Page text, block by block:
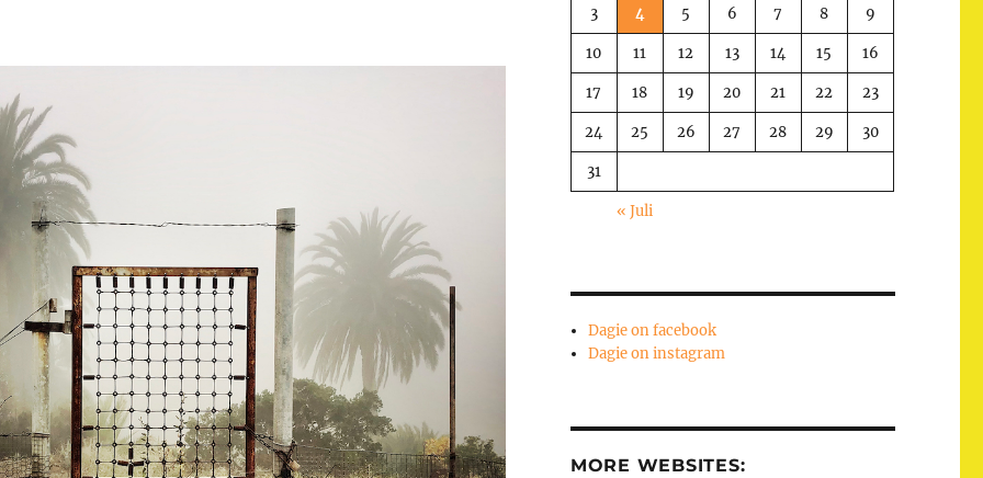
3 4 5 6 7 8 9
10 11 12 13 14 15 16
17 18 19 20 21 22 23
24 25 26 27 28 29 30
31
« Juli
Dagie on facebook
Dagie on instagram
MORE WEBSITES: